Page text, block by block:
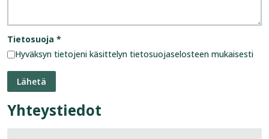
Tietosuoja *
Hyväksyn tietojeni käsittelyn tietosuojaselosteen mukaisesti
Yhteystiedot